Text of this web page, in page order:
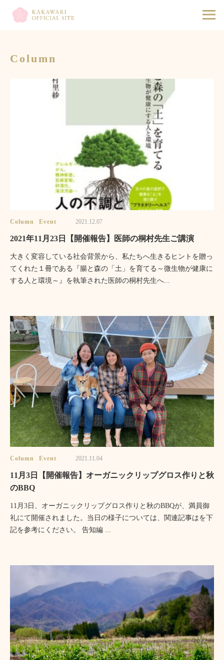
Column
Column Event 2021.12.07
2021年11月23日【開催報告】医師の桐村先生ご講演
大きく変容している社会背景から、私たちへ生きるヒントを贈っ
てくれた１冊である『腸と森の「土」を育てる～微生物が健康に
する人と環境～』を執筆された医師の桐村先生へ...
Column Event 2021.11.04
11月3日【開催報告】オーガニックリップグロス作りと秋
のBBQ
11月3日、オーガニックリップグロス作りと秋のBBQが、満員御
礼にて開催されました。当日の様子については、関連記事はを下
記を参考にください。 告知編 ...